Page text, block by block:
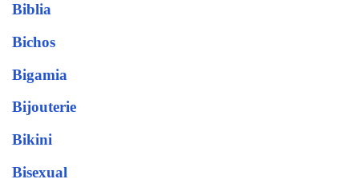
Biblia
Bichos
Bigamia
Bijouterie
Bikini
Bisexual